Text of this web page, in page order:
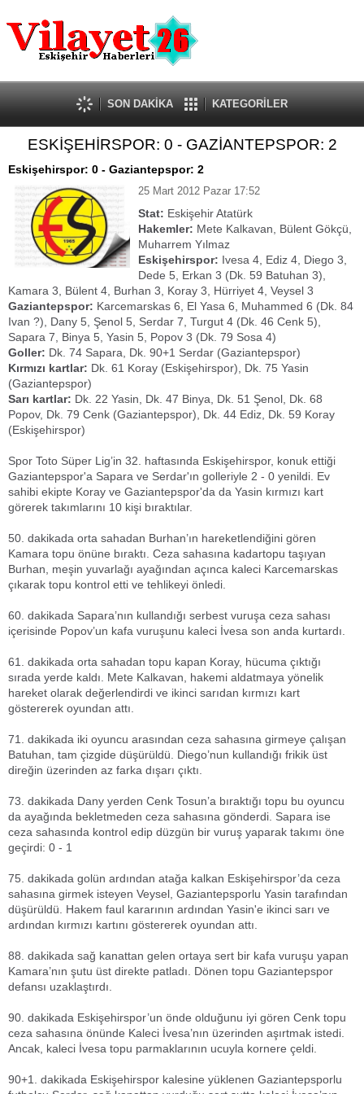
Güncel
Ekonomi
Politika
Eğitim
Spor
Kültür-Sanat
Dünya
Röportaj
Tanıtım Yazısı
SON DAKİKA KATEGORİLER
ESKİŞEHİRSPOR: 0 - GAZİANTEPSPOR: 2
Eskişehirspor: 0 - Gaziantepspor: 2
25 Mart 2012 Pazar 17:52
Stat: Eskişehir Atatürk
Hakemler: Mete Kalkavan, Bülent Gökçü,
Muharrem Yılmaz
Eskişehirspor: Ivesa 4, Ediz 4, Diego 3,
Dede 5, Erkan 3 (Dk. 59 Batuhan 3),
Kamara 3, Bülent 4, Burhan 3, Koray 3, Hürriyet 4, Veysel 3
Gaziantepspor: Karcemarskas 6, El Yasa 6, Muhammed 6 (Dk. 84
Ivan ?), Dany 5, Şenol 5, Serdar 7, Turgut 4 (Dk. 46 Cenk 5),
Sapara 7, Binya 5, Yasin 5, Popov 3 (Dk. 79 Sosa 4)
Goller: Dk. 74 Sapara, Dk. 90+1 Serdar (Gaziantepspor)
Kırmızı kartlar: Dk. 61 Koray (Eskişehirspor), Dk. 75 Yasin
(Gaziantepspor)
Sarı kartlar: Dk. 22 Yasin, Dk. 47 Binya, Dk. 51 Şenol, Dk. 68
Popov, Dk. 79 Cenk (Gaziantepspor), Dk. 44 Ediz, Dk. 59 Koray
(Eskişehirspor)
Spor Toto Süper Lig’in 32. haftasında Eskişehirspor, konuk ettiği
Gaziantepspor'a Sapara ve Serdar'ın golleriyle 2 - 0 yenildi. Ev
sahibi ekipte Koray ve Gaziantepspor'da da Yasin kırmızı kart
görerek takımlarını 10 kişi bıraktılar.
50. dakikada orta sahadan Burhan’ın hareketlendiğini gören
Kamara topu önüne bıraktı. Ceza sahasına kadartopu taşıyan
Burhan, meşin yuvarlağı ayağından açınca kaleci Karcemarskas
çıkarak topu kontrol etti ve tehlikeyi önledi.
60. dakikada Sapara’nın kullandığı serbest vuruşa ceza sahası
içerisinde Popov’un kafa vuruşunu kaleci İvesa son anda kurtardı.
61. dakikada orta sahadan topu kapan Koray, hücuma çıktığı
sırada yerde kaldı. Mete Kalkavan, hakemi aldatmaya yönelik
hareket olarak değerlendirdi ve ikinci sarıdan kırmızı kart
göstererek oyundan attı.
71. dakikada iki oyuncu arasından ceza sahasına girmeye çalışan
Batuhan, tam çizgide düşürüldü. Diego’nun kullandığı frikik üst
direğin üzerinden az farka dışarı çıktı.
73. dakikada Dany yerden Cenk Tosun’a bıraktığı topu bu oyuncu
da ayağında bekletmeden ceza sahasına gönderdi. Sapara ise
ceza sahasında kontrol edip düzgün bir vuruş yaparak takımı öne
geçirdi: 0 - 1
75. dakikada golün ardından atağa kalkan Eskişehirspor’da ceza
sahasına girmek isteyen Veysel, Gaziantepsporlu Yasin tarafından
düşürüldü. Hakem faul kararının ardından Yasin'e ikinci sarı ve
ardından kırmızı kartını göstererek oyundan attı.
88. dakikada sağ kanattan gelen ortaya sert bir kafa vuruşu yapan
Kamara’nın şutu üst direkte patladı. Dönen topu Gaziantepspor
defansı uzaklaştırdı.
90. dakikada Eskişehirspor’un önde olduğunu iyi gören Cenk topu
ceza sahasına önünde Kaleci İvesa’nın üzerinden aşırtmak istedi.
Ancak, kaleci İvesa topu parmaklarının ucuyla kornere çeldi.
90+1. dakikada Eskişehirspor kalesine yüklenen Gaziantepsporlu